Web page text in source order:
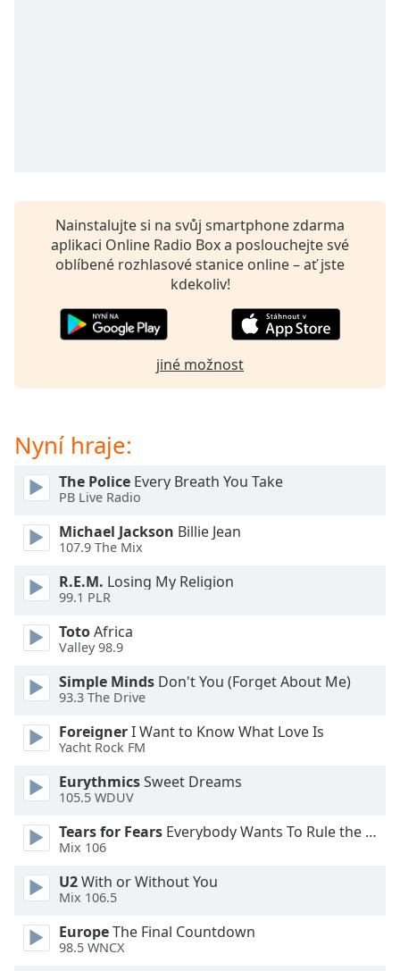
settings
opens
subtitles
settings
subtitles
Audio
Picture-
in-
Picture
Fullscreen
This
window.
Beginning
window.
Escape
cancel
close
Color
Opacity
Nainstalujte si na svůj smartphone zdarma
aplikaci Online Radio Box a poslouchejte své
oblíbené rozhlasové stanice online – ať jste
kdekoliv!
jiné možnost
Nyní hraje:
The Police Every Breath You Take
PB Live Radio
Michael Jackson Billie Jean
107.9 The Mix
R.E.M. Losing My Religion
99.1 PLR
TotoAfrica
Valley 98.9
Simple Minds Don't You (Forget About Me)
93.3 The Drive
ForeignerI Want to Know What Love Is
Yacht Rock FM
EurythmicsSweet Dreams
105.5 WDUV
Tears for Fears Everybody Wants To Rule the World
Mix 106
U2With or Without You
Mix 106.5
EuropeThe Final Countdown
98.5 WNCX